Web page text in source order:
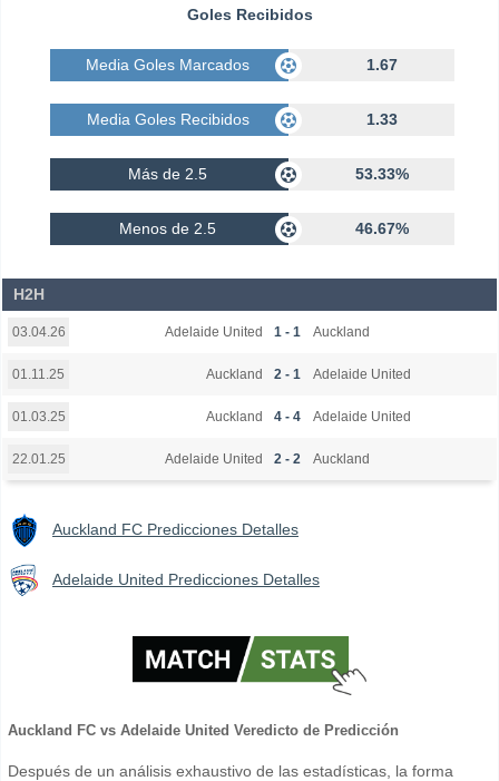
Goles Recibidos
Media Goles Marcados 1.67
Media Goles Recibidos 1.33
Más de 2.5 53.33%
Menos de 2.5 46.67%
H2H
03.04.26 Adelaide United 1 - 1 Auckland
01.11.25 Auckland 2 - 1 Adelaide United
01.03.25 Auckland 4 - 4 Adelaide United
22.01.25 Adelaide United 2 - 2 Auckland
Auckland FC Predicciones Detalles
Adelaide United Predicciones Detalles
Auckland FC vs Adelaide United Veredicto de Predicción
Después de un análisis exhaustivo de las estadísticas, la forma